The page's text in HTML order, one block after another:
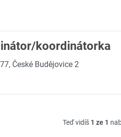
koordinátorka
České Budějovice 2
Teď vidíš 1 ze 1